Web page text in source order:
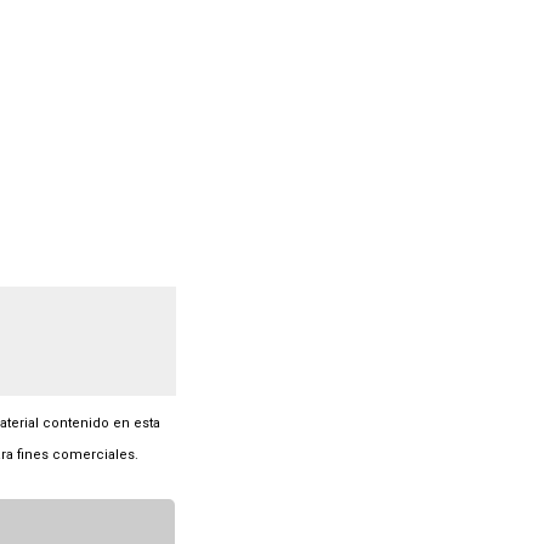
contenido en esta
fines comerciales.